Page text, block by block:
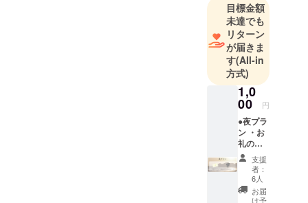
目標金額
未達でも
リターン
が届きま
す(All-in
方式)
1,0
00 円
●夜プラ
ン ・お
礼の
メール
・エン
ドロー
ルクレ
ジット
支援
者：
6人
お届
け予